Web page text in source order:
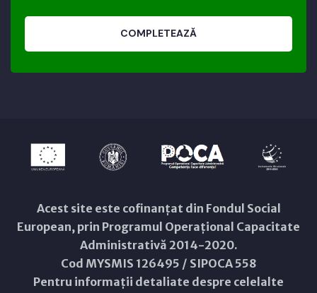
COMPLETEAZĂ
Acest site este cofinanțat din Fondul Social
European, prin Programul Operațional Capacitate
Administrativă 2014-2020.
Cod MYSMIS 126495 / SIPOCA 558
Pentru informații detaliate despre celelalte